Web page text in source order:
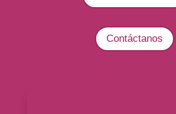
Contáctanos